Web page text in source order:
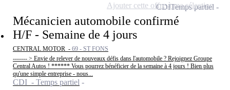
Mécanicien automobile confirmé
H/F - Semaine de 4 jours
CENTRAL MOTOR - 69 - ST FONS
------- > Envie de relever de nouveaux défis dans l'automobile ? Rejoignez Groupe
Central Autos ! ****** Vous pourrez bénéficier de la semaine à 4 jours ! Bien plus
qu'une simple entreprise - nous...
CDI - Temps partiel
CDITemps partiel
Ajouter cette offre à ma sélection